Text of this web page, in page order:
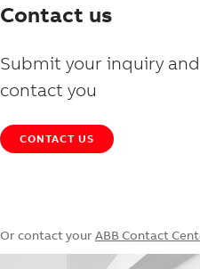
Contact us
Submit your inquiry
contact you
CONTACT US
Or contact your ABB Contact